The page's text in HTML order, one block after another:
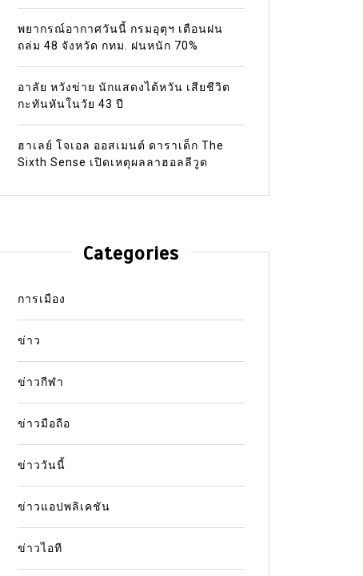
พยากรณ์อากาศวันนี้ กรมอุตุฯ เตือนฝน
ถล่ม 48 จังหวัด กทม. ฝนหนัก 70%
อาลัย หวังข่าย นักแสดงไต้หวัน เสียชีวิต
กะทันหันในวัย 43 ปี
ฮาเลย์ โจเอล ออสเมนต์ ดาราเด็ก The
Sixth Sense เปิดเหตุผลลาฮอลลีวูด
Categories
การเมือง
ข่าว
ข่าวกีฬา
ข่าวมือถือ
ข่าววันนี้
ข่าวแอปพลิเคชัน
ข่าวไอที